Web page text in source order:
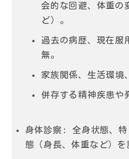
会的な回避、体重の
ど）。
過去の病歴、現在服
無。
家族関係、生活環境
併存する精神疾患や
身体診察 : 全身状態、特
態（身長、体重など）を